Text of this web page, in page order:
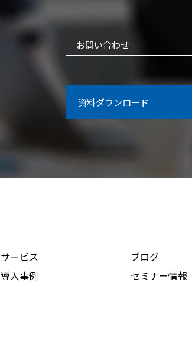
お問い合わせ
資料ダウンロード
サービス
導入事例
ブログ
セミナー情報